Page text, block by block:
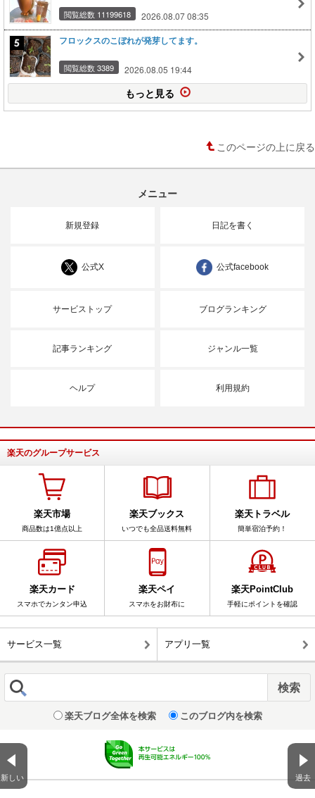
新しい 過去
閲覧総数 11199618 2026.08.07 08:35
フロックスのこぼれが発芽してます。
閲覧総数 3389 2026.08.05 19:44
もっと見る
このページの上に戻る
メニュー
新規登録 日記を書く
公式X 公式facebook
サービストップ ブログランキング
記事ランキング ジャンル一覧
ヘルプ 利用規約
楽天のグループサービス
楽天市場
商品数は1億点以上
楽天ブックス
いつでも全品送料無料
楽天トラベル
簡単宿泊予約！
楽天カード
スマホでカンタン申込
楽天ペイ
スマホをお財布に
楽天PointClub
手軽にポイントを確認
サービス一覧 アプリ一覧
楽天ブログ全体を検索 このブログ内を検索